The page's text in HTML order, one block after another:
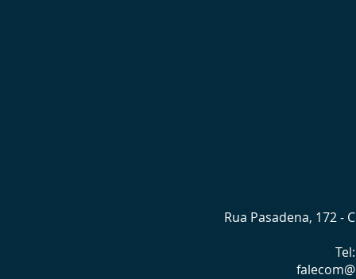
Rua Pasadena, 172 -